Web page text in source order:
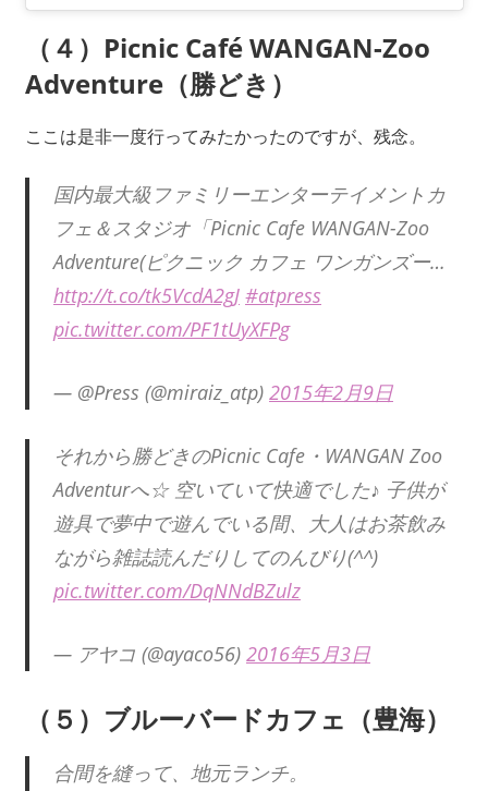
（４）Picnic Café WANGAN-Zoo
Adventure（勝どき）
ここは是非一度行ってみたかったのですが、残念。
国内最大級ファミリーエンターテイメントカ
フェ＆スタジオ「Picnic Cafe WANGAN-Zoo
Adventure(ピクニック カフェ ワンガンズー…
http://t.co/tk5VcdA2gJ #atpress
pic.twitter.com/PF1tUyXFPg
— @Press (@miraiz_atp) 2015年2月9日
それから勝どきのPicnic Cafe・WANGAN Zoo
Adventurへ☆ 空いていて快適でした♪ 子供が
遊具で夢中で遊んでいる間、大人はお茶飲み
ながら雑誌読んだりしてのんびり(^^)
pic.twitter.com/DqNNdBZulz
— アヤコ (@ayaco56) 2016年5月3日
（５）ブルーバードカフェ（豊海）
合間を縫って、地元ランチ。